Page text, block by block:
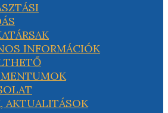
INFORMÁCIÓK
AKTUALITÁSOK